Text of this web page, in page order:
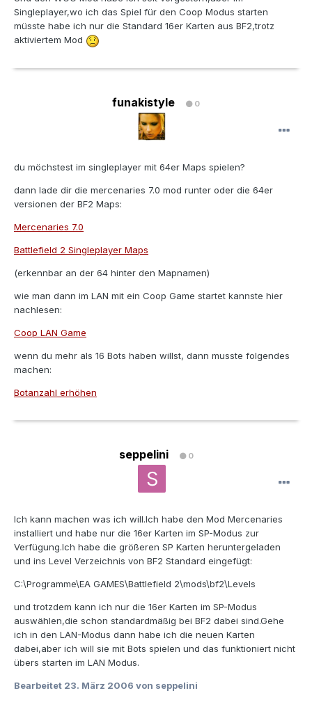
Singleplayer,wo ich das Spiel für den Coop Modus starten
müsste habe ich nur die Standard 16er Karten aus BF2,trotz
aktiviertem Mod
funakistyle 0
du möchstest im singleplayer mit 64er Maps spielen?
dann lade dir die mercenaries 7.0 mod runter oder die 64er
versionen der BF2 Maps:
Mercenaries 7.0
Battlefield 2 Singleplayer Maps
(erkennbar an der 64 hinter den Mapnamen)
wie man dann im LAN mit ein Coop Game startet kannste hier
nachlesen:
Coop LAN Game
wenn du mehr als 16 Bots haben willst, dann musste folgendes
machen:
Botanzahl erhöhen
seppelini 0
Ich kann machen was ich will.Ich habe den Mod Mercenaries
installiert und habe nur die 16er Karten im SP-Modus zur
Verfügung.Ich habe die größeren SP Karten heruntergeladen
und ins Level Verzeichnis von BF2 Standard eingefügt:
C:\Programme\EA GAMES\Battlefield 2\mods\bf2\Levels
und trotzdem kann ich nur die 16er Karten im SP-Modus
auswählen,die schon standardmäßig bei BF2 dabei sind.Gehe
ich in den LAN-Modus dann habe ich die neuen Karten
dabei,aber ich will sie mit Bots spielen und das funktioniert nicht
übers starten im LAN Modus.
Bearbeitet 23. März 2006 von seppelini